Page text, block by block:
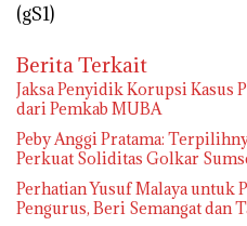
(gS1)
Berita Terkait
Jaksa Penyidik Korupsi Kasus
dari Pemkab MUBA
Peby Anggi Pratama:
Perkuat Soliditas Golkar
Perhatian Yusuf Malaya untuk
Pengurus, Beri Semangat dan